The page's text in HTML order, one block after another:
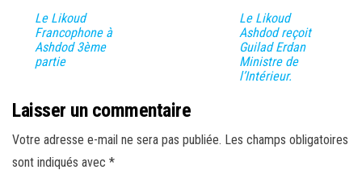
Le Likoud
Francophone à
Ashdod 3ème
partie
Le Likoud
Ashdod reçoit
Guilad Erdan
Ministre de
l’Intérieur.
Laisser un commentaire
Votre adresse e-mail ne sera pas publiée. Les champs obligatoires
sont indiqués avec *